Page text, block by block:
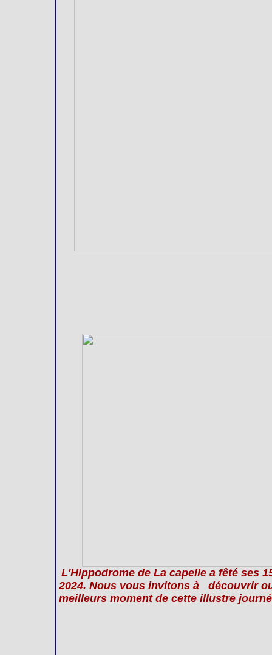
L'Hippodrome de La capelle a fêté ses
2024. Nous vous invitons à découvrir
meilleurs moment de cette illustre